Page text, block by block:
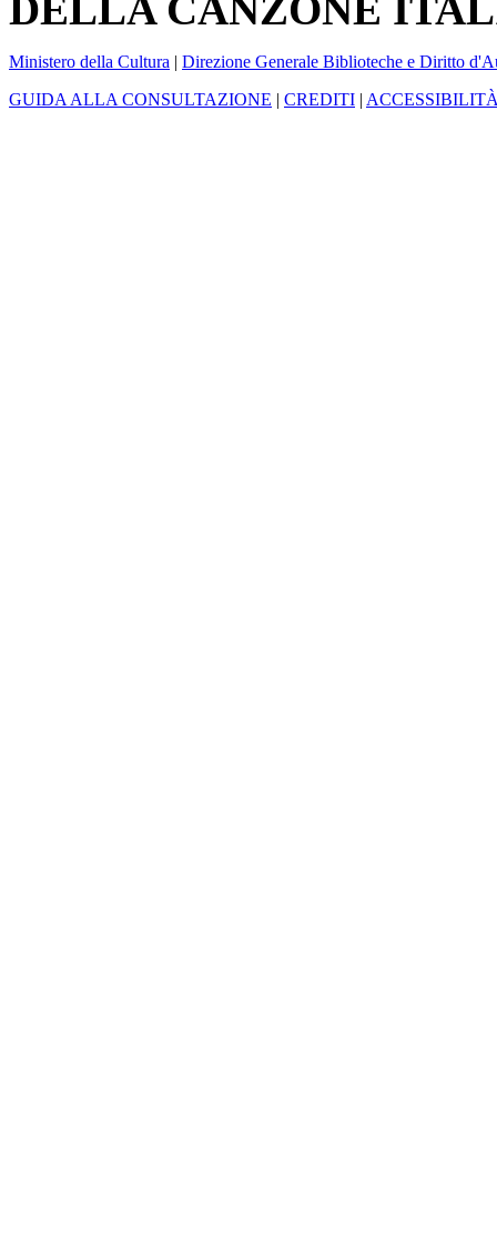
Ministero della Cultura | Direzione Generale Biblioteche e Diritto
GUIDA ALLA CONSULTAZIONE | CREDITI |